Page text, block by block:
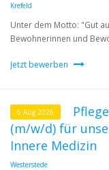
Krefeld
Unter dem Motto: "Gut
Bewohnerinnen und
Jetzt bewerben
6 Aug 2026
(m/w/d) für
Innere Medizin
Westerstede